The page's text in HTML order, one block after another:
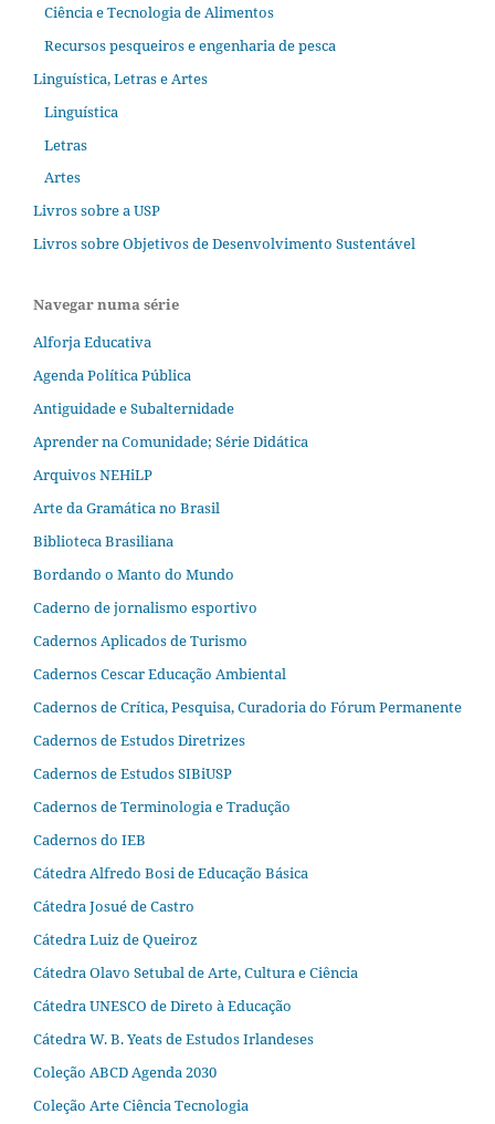
Ciência e Tecnologia de Alimentos
Recursos pesqueiros e engenharia de pesca
Linguística, Letras e Artes
Linguística
Letras
Artes
Livros sobre a USP
Livros sobre Objetivos de Desenvolvimento Sustentável
Navegar numa série
Alforja Educativa
Agenda Política Pública
Antiguidade e Subalternidade
Aprender na Comunidade; Série Didática
Arquivos NEHiLP
Arte da Gramática no Brasil
Biblioteca Brasiliana
Bordando o Manto do Mundo
Caderno de jornalismo esportivo
Cadernos Aplicados de Turismo
Cadernos Cescar Educação Ambiental
Cadernos de Crítica, Pesquisa, Curadoria do Fórum Permanente
Cadernos de Estudos Diretrizes
Cadernos de Estudos SIBiUSP
Cadernos de Terminologia e Tradução
Cadernos do IEB
Cátedra Alfredo Bosi de Educação Básica
Cátedra Josué de Castro
Cátedra Luiz de Queiroz
Cátedra Olavo Setubal de Arte, Cultura e Ciência
Cátedra UNESCO de Direto à Educação
Cátedra W. B. Yeats de Estudos Irlandeses
Coleção ABCD Agenda 2030
Coleção Arte Ciência Tecnologia